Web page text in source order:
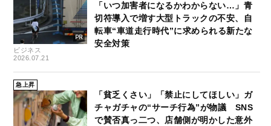
ビジネス
2026.07.21
「いつ加害者になるかわからない…」青
切符導入で増す大型トラックの不安、自
転車“車道走行時代”に求められる新たな
安全対策
急上昇
「貧乏くさい」「禁止にしてほしい」ガ
チャガチャの“サーチ行為”が物議 SNS
で賛否真っ二つ、店舗側が明かした意外